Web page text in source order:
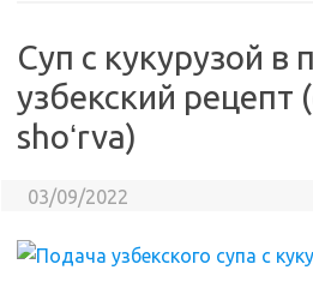
Суп с кукурузой в
узбекский рецепт
shoʻrva)
03/09/2022